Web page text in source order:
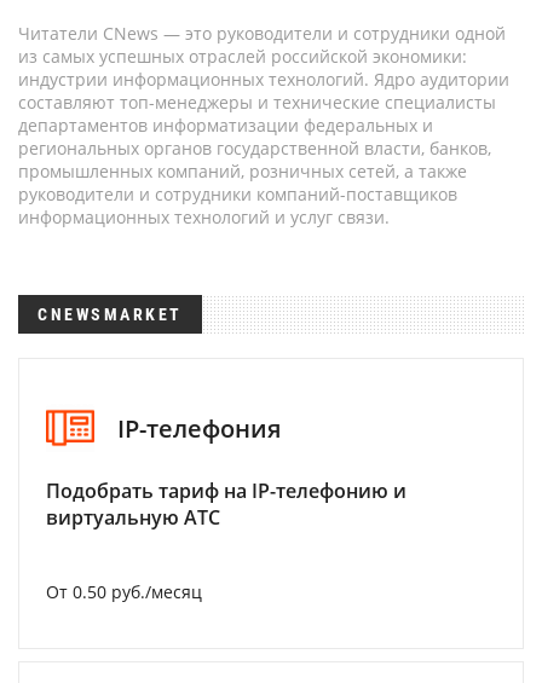
Читатели CNews — это руководители и сотрудники одной
из самых успешных отраслей российской экономики:
индустрии информационных технологий. Ядро аудитории
составляют топ-менеджеры и технические специалисты
департаментов информатизации федеральных и
региональных органов государственной власти, банков,
промышленных компаний, розничных сетей, а также
руководители и сотрудники компаний-поставщиков
информационных технологий и услуг связи.
CNEWSMARKET
IP-телефония
Подобрать тариф на IP-телефонию и
виртуальную АТС
От 0.50 руб./месяц